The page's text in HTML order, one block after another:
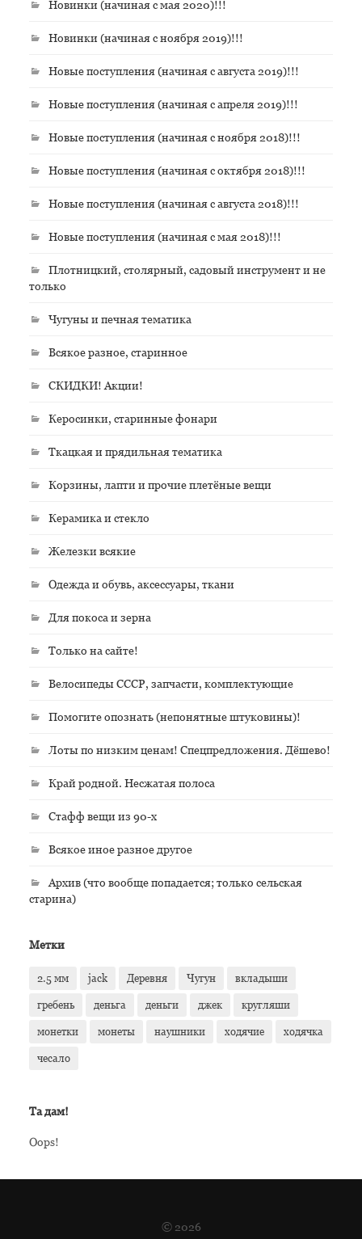
Новинки (начиная с мая 2020)!!!
Новинки (начиная с ноября 2019)!!!
Новые поступления (начиная с августа 2019)!!!
Новые поступления (начиная с апреля 2019)!!!
Новые поступления (начиная с ноября 2018)!!!
Новые поступления (начиная с октября 2018)!!!
Новые поступления (начиная с августа 2018)!!!
Новые поступления (начиная с мая 2018)!!!
Плотницкий, столярный, садовый инструмент и не
только
Чугуны и печная тематика
Всякое разное, старинное
СКИДКИ! Акции!
Керосинки, старинные фонари
Ткацкая и прядильная тематика
Корзины, лапти и прочие плетёные вещи
Керамика и стекло
Железки всякие
Одежда и обувь, аксессуары, ткани
Для покоса и зерна
Только на сайте!
Велосипеды СССР, запчасти, комплектующие
Помогите опознать (непонятные штуковины)!
Лоты по низким ценам! Спецпредложения. Дёшево!
Край родной. Несжатая полоса
Стафф вещи из 90-х
Всякое иное разное другое
Архив (что вообще попадается; только сельская
старина)
Метки
2.5 мм jack Деревня Чугун вкладыши
гребень деньга деньги джек кругляши
монетки монеты наушники ходячие ходячка
чесало
Та дам!
Oops!
© 2026